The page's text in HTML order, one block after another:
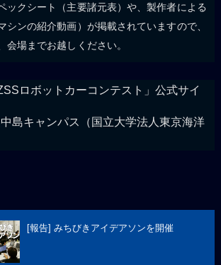
ックシート（主要諸元表）や、製作者による
シンの紹介動画）が掲載されていますので、
会場までお越しください。
ロボットカーコンテスト」公式サイ
島キャンパス（国立大学法人東京海洋
[報告] みちびきアイデアソンを開催